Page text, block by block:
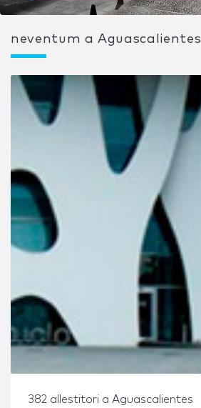
neventum a Aguascalientes
382 allestitori a Aguascalientes